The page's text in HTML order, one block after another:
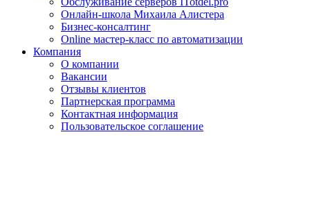
Онлайн-школа Михаила Алистера
Бизнес-консалтинг
Online мастер-класс по автоматизации
Компания
О компании
Вакансии
Отзывы клиентов
Партнерская программа
Контактная информация
Пользовательское соглашение